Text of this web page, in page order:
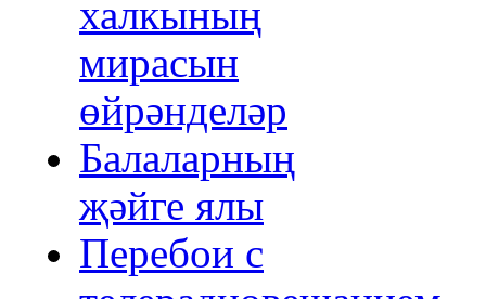
халкының
мирасын
өйрәнделәр
Балаларның
җәйге ялы
Перебои с